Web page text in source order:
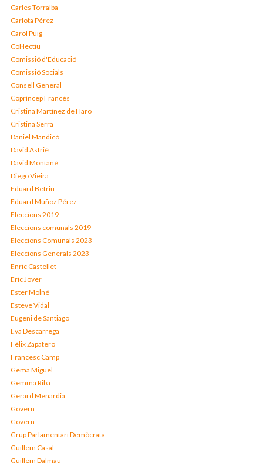
Carles Torralba
Carlota Pérez
Carol Puig
Col·lectiu
Comissió d'Educació
Comissió Socials
Consell General
Copríncep Francès
Cristina Martínez de Haro
Cristina Serra
Daniel Mandicó
David Astrié
David Montané
Diego Vieira
Eduard Betriu
Eduard Muñoz Pérez
Eleccions 2019
Eleccions comunals 2019
Eleccions Comunals 2023
Eleccions Generals 2023
Enric Castellet
Eric Jover
Ester Molné
Esteve Vidal
Eugeni de Santiago
Eva Descarrega
Fèlix Zapatero
Francesc Camp
Gema Miguel
Gemma Riba
Gerard Menardia
Govern
Govern
Grup Parlamentari Demòcrata
Guillem Casal
Guillem Dalmau